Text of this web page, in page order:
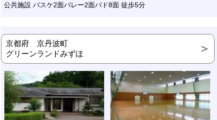
公共施設 バスケ2面バレー2面バド8面 徒歩5分
京都府 京丹波町
グリーンランドみずほ